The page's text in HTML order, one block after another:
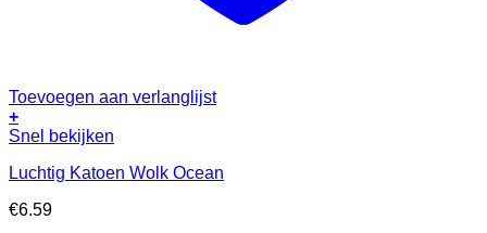
Toevoegen aan verlanglijst
+
Snel bekijken
Luchtig Katoen Wolk Ocean
€6.59